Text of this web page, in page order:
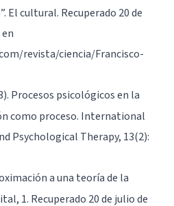
El cultural. Recuperado 20 de
revista/ciencia/Francisco-
Procesos psicológicos en la
como proceso. International
Psychological Therapy, 13(2):
a una teoría de la
1. Recuperado 20 de julio de